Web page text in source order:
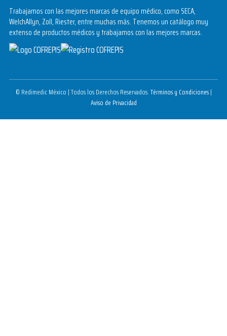
Trabajamos con las mejores marcas de equipo médico, como SECA,
WelchAllyn, Zoll, Riester, entre muchas más. Tenemos un catálogo muy
extenso de productos médicos y trabajamos con las mejores marcas.
© Redimedic México | Todos los Derechos Reservados.Términos y Condiciones|
Aviso de Privacidad